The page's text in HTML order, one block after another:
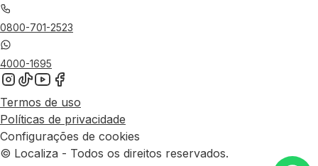
0800-701-2523
4000-1695
Termos de uso
Políticas de privacidade
Configurações de cookies
© Localiza - Todos os direitos reservados.